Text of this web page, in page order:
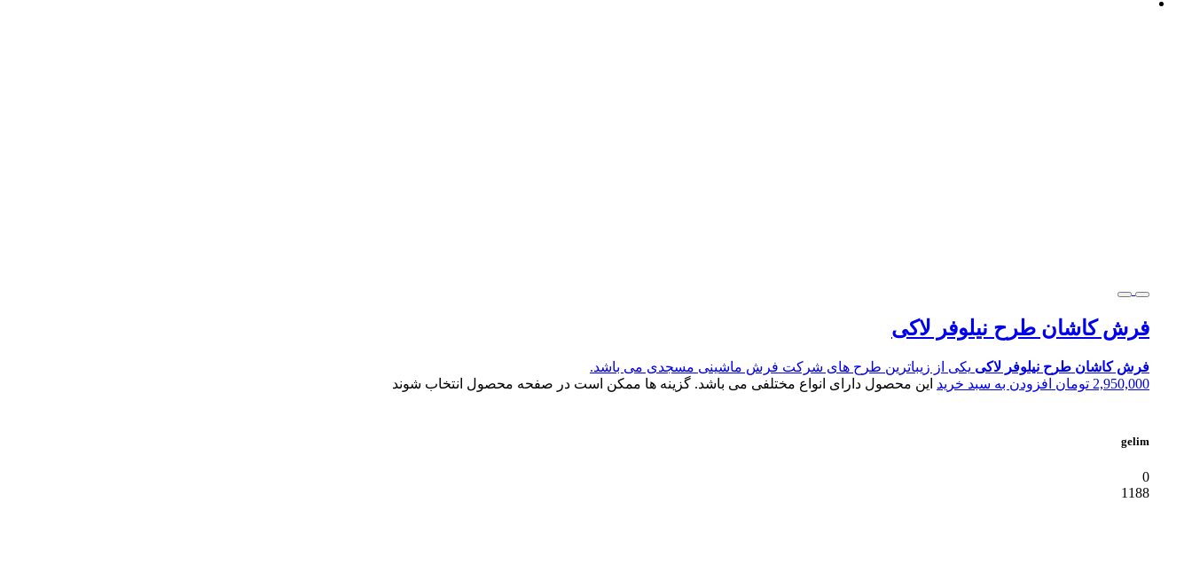
فرش کاشان طرح نیلوفر لاکی
فرش کاشان طرح نیلوفر لاکی یکی از زیباترین طرح های شرکت فرش ماشینی مسجدی می باشد.
2,950,000 تومان افزودن به سبد خرید این محصول دارای انواع مختلفی می باشد. گزینه ها ممکن است در صفحه محصول انتخاب شوند
gelim
0
1188